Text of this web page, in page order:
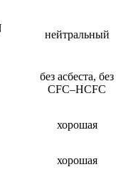
нейтральный
без асбеста, без
CFC–HCFC
хорошая
хорошая